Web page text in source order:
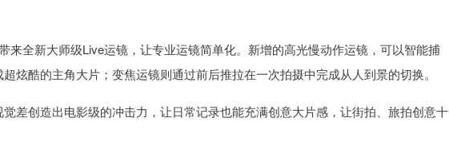
来全新大师级Live运镜，让专业运镜简单化。新增的高光慢动作运镜，可以智能捕
炫酷的主角大片；变焦运镜则通过前后推拉在一次拍摄中完成从人到景的切换。
差创造出电影级的冲击力，让日常记录也能充满创意大片感，让街拍、旅拍创意十